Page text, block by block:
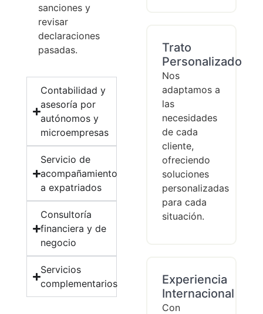
sanciones y
revisar
declaraciones
pasadas.
Contabilidad y
asesoría por
autónomos y
microempresas
Servicio de
acompañamiento
a expatriados
Consultoría
financiera y de
negocio
Servicios
complementarios
Trato
Personalizado
Nos
adaptamos a
las
necesidades
de cada
cliente,
ofreciendo
soluciones
personalizadas
para cada
situación.
Experiencia
Internacional
Con